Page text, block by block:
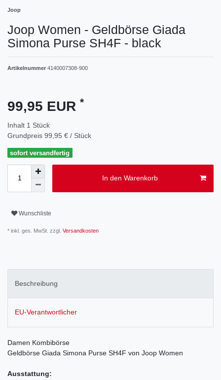
Joop
Joop Women - Geldbörse Giada
Simona Purse SH4F - black
Artikelnummer 4140007308-900
99,95 EUR *
Inhalt 1 Stück
Grundpreis 99,95 € / Stück
sofort versandfertig
In den Warenkorb
Wunschliste
* inkl. ges. MwSt. zzgl. Versandkosten
Beschreibung
EU-Verantwortlicher
Damen Kombibörse
Geldbörse Giada Simona Purse SH4F von Joop Women
Ausstattung: